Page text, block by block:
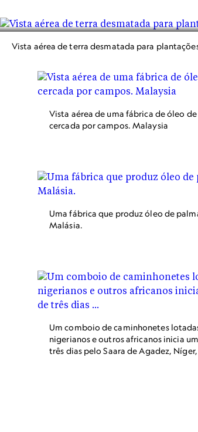
Vista aérea de terra desmatada para
Vista aérea de uma fábrica de óleo
cercada por campos. Malaysia
Uma fábrica que produz óleo de
Malásia.
Um comboio de caminhonetes
nigerianos e outros africanos inicia
três dias pelo Saara de Agadez,